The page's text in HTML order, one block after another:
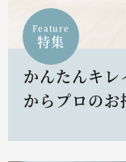
Feature
特集
かんたんキ
からプロのお